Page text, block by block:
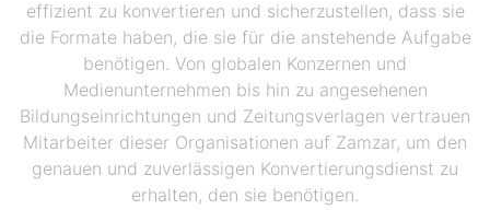
effizient zu konvertieren und sicherzustellen, dass sie
die Formate haben, die sie für die anstehende Aufgabe
benötigen. Von globalen Konzernen und
Medienunternehmen bis hin zu angesehenen
Bildungseinrichtungen und Zeitungsverlagen vertrauen
Mitarbeiter dieser Organisationen auf Zamzar, um den
genauen und zuverlässigen Konvertierungsdienst zu
erhalten, den sie benötigen.